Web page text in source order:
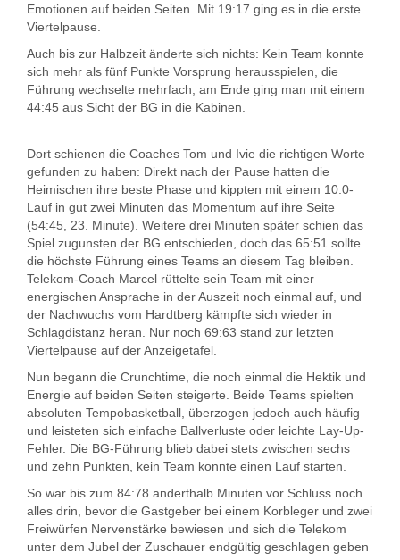
Emotionen auf beiden Seiten. Mit 19:17 ging es in die erste
Viertelpause.
Auch bis zur Halbzeit änderte sich nichts: Kein Team konnte
sich mehr als fünf Punkte Vorsprung herausspielen, die
Führung wechselte mehrfach, am Ende ging man mit einem
44:45 aus Sicht der BG in die Kabinen.
Dort schienen die Coaches Tom und Ivie die richtigen Worte
gefunden zu haben: Direkt nach der Pause hatten die
Heimischen ihre beste Phase und kippten mit einem 10:0-
Lauf in gut zwei Minuten das Momentum auf ihre Seite
(54:45, 23. Minute). Weitere drei Minuten später schien das
Spiel zugunsten der BG entschieden, doch das 65:51 sollte
die höchste Führung eines Teams an diesem Tag bleiben.
Telekom-Coach Marcel rüttelte sein Team mit einer
energischen Ansprache in der Auszeit noch einmal auf, und
der Nachwuchs vom Hardtberg kämpfte sich wieder in
Schlagdistanz heran. Nur noch 69:63 stand zur letzten
Viertelpause auf der Anzeigetafel.
Nun begann die Crunchtime, die noch einmal die Hektik und
Energie auf beiden Seiten steigerte. Beide Teams spielten
absoluten Tempobasketball, überzogen jedoch auch häufig
und leisteten sich einfache Ballverluste oder leichte Lay-Up-
Fehler. Die BG-Führung blieb dabei stets zwischen sechs
und zehn Punkten, kein Team konnte einen Lauf starten.
So war bis zum 84:78 anderthalb Minuten vor Schluss noch
alles drin, bevor die Gastgeber bei einem Korbleger und zwei
Freiwürfen Nervenstärke bewiesen und sich die Telekom
unter dem Jubel der Zuschauer endgültig geschlagen geben